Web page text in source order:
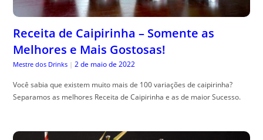
Receita de Caipirinha – Somente as
Melhores e Mais Gostosas!
Mestre dos Drinks | 2 de maio de 2022
Você sabia que existem muito mais de 100 variações de caipirinha?
Separamos as melhores Receita de Caipirinha e as de maior Sucesso.